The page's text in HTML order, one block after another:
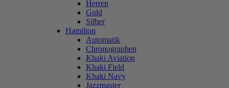
Herren
Gold
Silber
Hamilton
Automatik
Chronographen
Khaki Aviation
Khaki Field
Khaki Navy
Jazzmaster